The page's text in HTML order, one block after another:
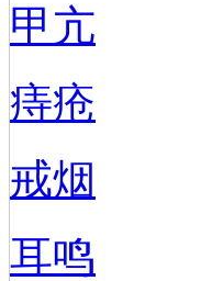
甲亢
痔疮
戒烟
耳鸣